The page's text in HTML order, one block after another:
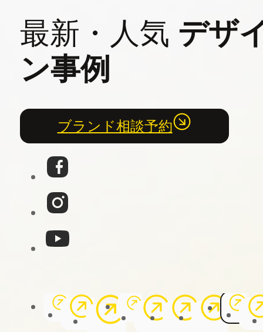
最新・人気 デザ
ン事例
ブランド相談予約